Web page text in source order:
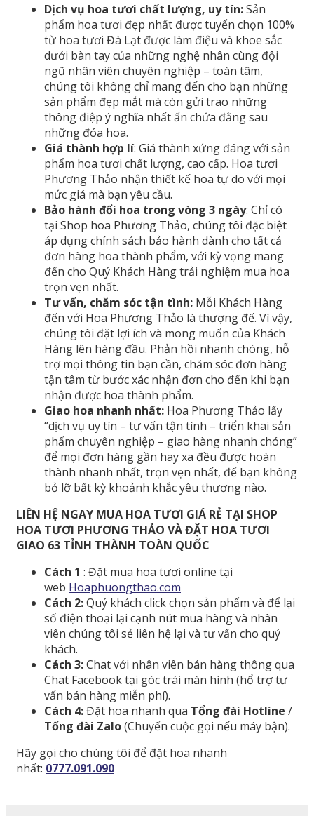
Dịch vụ hoa tươi chất lượng, uy tín:Sản
phẩm hoa tươi đẹp nhất được tuyển chọn 100%
từ hoa tươi Đà Lạt được làm điệu và khoe sắc
dưới bàn tay của những nghệ nhân cùng đội
ngũ nhân viên chuyên nghiệp – toàn tâm,
chúng tôi không chỉ mang đến cho bạn những
sản phẩm đẹp mắt mà còn gửi trao những
thông điệp ý nghĩa nhất ẩn chứa đằng sau
những đóa hoa.
Giá thành hợp lí: Giá thành xứng đáng với sản
phẩm hoa tươi chất lượng, cao cấp. Hoa tươi
Phương Thảo nhận thiết kế hoa tự do với mọi
mức giá mà bạn yêu cầu.
Bảo hành đổi hoa trong vòng 3 ngày: Chỉ có
tại Shop hoa Phương Thảo, chúng tôi đặc biệt
áp dụng chính sách bảo hành dành cho tất cả
đơn hàng hoa thành phẩm, với kỳ vọng mang
đến cho Quý Khách Hàng trải nghiệm mua hoa
trọn vẹn nhất.
Tư vấn, chăm sóc tận tình: Mỗi Khách Hàng
đến với Hoa Phương Thảo là thượng đế. Vì vậy,
chúng tôi đặt lợi ích và mong muốn của Khách
Hàng lên hàng đầu. Phản hồi nhanh chóng, hỗ
trợ mọi thông tin bạn cần, chăm sóc đơn hàng
tận tâm từ bước xác nhận đơn cho đến khi bạn
nhận được hoa thành phẩm.
Giao hoa nhanh nhất: Hoa Phương Thảo lấy
“dịch vụ uy tín – tư vấn tận tình – triển khai sản
phẩm chuyên nghiệp – giao hàng nhanh chóng”
để mọi đơn hàng gần hay xa đều được hoàn
thành nhanh nhất, trọn vẹn nhất, để bạn không
bỏ lỡ bất kỳ khoảnh khắc yêu thương nào.
LIÊN HỆ NGAY MUA HOA TƯƠI GIÁ RẺ TẠI SHOP
HOA TƯƠI PHƯƠNG THẢO VÀ ĐẶT HOA TƯƠI
GIAO 63 TỈNH THÀNH TOÀN QUỐC
Cách 1 : Đặt mua hoa tươi online tại
web Hoaphuongthao.com
Cách 2:Quý khách click chọn sản phẩm và để lại
số điện thoại lại cạnh nút mua hàng và nhân
viên chúng tôi sẻ liên hệ lại và tư vấn cho quý
khách.
Cách 3:Chat với nhân viên bán hàng thông qua
Chat Facebook tại góc trái màn hình (hổ trợ tư
vấn bán hàng miễn phí).
Cách 4:Đặt hoa nhanh qua Tổng đài Hotline /
Tổng đài Zalo(Chuyển cuộc gọi nếu máy bận).
Hãy gọi cho chúng tôi để đặt hoa nhanh
nhất: 0777.091.090